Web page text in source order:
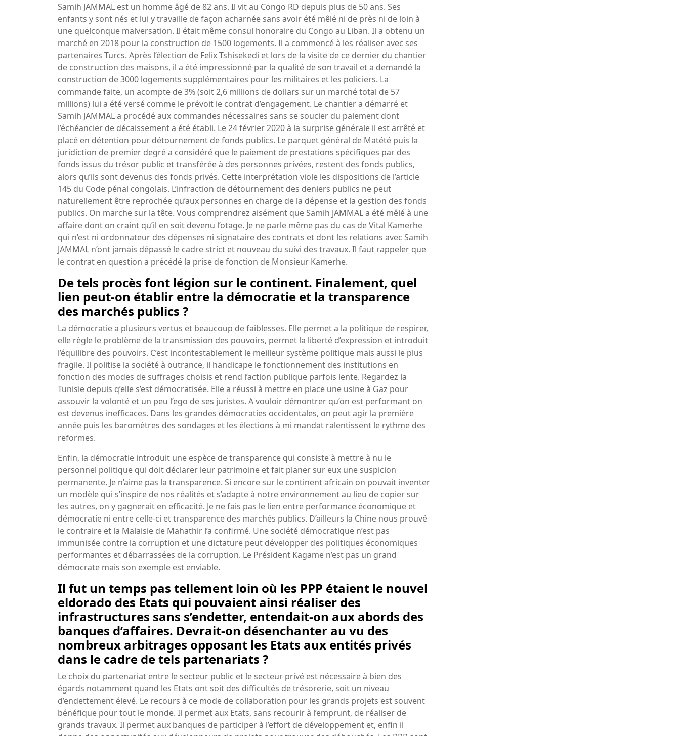
Samih JAMMAL est un homme âgé de 82 ans. Il vit au Congo RD depuis plus de 50 ans. Ses
enfants y sont nés et lui y travaille de façon acharnée sans avoir été mêlé ni de près ni de loin à
une quelconque malversation. Il était même consul honoraire du Congo au Liban. Il a obtenu un
marché en 2018 pour la construction de 1500 logements. Il a commencé à les réaliser avec ses
partenaires Turcs. Après l’élection de Felix Tshisekedi et lors de la visite de ce dernier du chantier
de construction des maisons, il a été impressionné par la qualité de son travail et a demandé la
construction de 3000 logements supplémentaires pour les militaires et les policiers. La
commande faite, un acompte de 3% (soit 2,6 millions de dollars sur un marché total de 57
millions) lui a été versé comme le prévoit le contrat d’engagement. Le chantier a démarré et
Samih JAMMAL a procédé aux commandes nécessaires sans se soucier du paiement dont
l’échéancier de décaissement a été établi. Le 24 février 2020 à la surprise générale il est arrêté et
placé en détention pour détournement de fonds publics. Le parquet général de Matété puis la
juridiction de premier degré a considéré que le paiement de prestations spécifiques par des
fonds issus du trésor public et transférée à des personnes privées, restent des fonds publics,
alors qu’ils sont devenus des fonds privés. Cette interprétation viole les dispositions de l’article
145 du Code pénal congolais. L’infraction de détournement des deniers publics ne peut
naturellement être reprochée qu’aux personnes en charge de la dépense et la gestion des fonds
publics. On marche sur la tête. Vous comprendrez aisément que Samih JAMMAL a été mêlé à une
affaire dont on craint qu’il en soit devenu l’otage. Je ne parle même pas du cas de Vital Kamerhe
qui n’est ni ordonnateur des dépenses ni signataire des contrats et dont les relations avec Samih
JAMMAL n’ont jamais dépassé le cadre strict et nouveau du suivi des travaux. Il faut rappeler que
le contrat en question a précédé la prise de fonction de Monsieur Kamerhe.
De tels procès font légion sur le continent. Finalement, quel
lien peut-on établir entre la démocratie et la transparence
des marchés publics ?
La démocratie a plusieurs vertus et beaucoup de faiblesses. Elle permet a la politique de respirer,
elle règle le problème de la transmission des pouvoirs, permet la liberté d’expression et introduit
l’équilibre des pouvoirs. C’est incontestablement le meilleur système politique mais aussi le plus
fragile. Il politise la société à outrance, il handicape le fonctionnement des institutions en
fonction des modes de suffrages choisis et rend l’action publique parfois lente. Regardez la
Tunisie depuis q’elle s’est démocratisée. Elle a réussi à mettre en place une usine à Gaz pour
assouvir la volonté et un peu l’ego de ses juristes. A vouloir démontrer qu’on est performant on
est devenus inefficaces. Dans les grandes démocraties occidentales, on peut agir la première
année puis les baromètres des sondages et les élections à mi mandat ralentissent le rythme des
reformes.
Enfin, la démocratie introduit une espèce de transparence qui consiste à mettre à nu le
personnel politique qui doit déclarer leur patrimoine et fait planer sur eux une suspicion
permanente. Je n’aime pas la transparence. Si encore sur le continent africain on pouvait inventer
un modèle qui s’inspire de nos réalités et s’adapte à notre environnement au lieu de copier sur
les autres, on y gagnerait en efficacité. Je ne fais pas le lien entre performance économique et
démocratie ni entre celle-ci et transparence des marchés publics. D’ailleurs la Chine nous prouvé
le contraire et la Malaisie de Mahathir l’a confirmé. Une société démocratique n’est pas
immunisée contre la corruption et une dictature peut développer des politiques économiques
performantes et débarrassées de la corruption. Le Président Kagame n’est pas un grand
démocrate mais son exemple est enviable.
Il fut un temps pas tellement loin où les PPP étaient le nouvel
eldorado des Etats qui pouvaient ainsi réaliser des
infrastructures sans s’endetter, entendait-on aux abords des
banques d’affaires. Devrait-on désenchanter au vu des
nombreux arbitrages opposant les Etats aux entités privés
dans le cadre de tels partenariats ?
Le choix du partenariat entre le secteur public et le secteur privé est nécessaire à bien des
égards notamment quand les Etats ont soit des difficultés de trésorerie, soit un niveau
d’endettement élevé. Le recours à ce mode de collaboration pour les grands projets est souvent
bénéfique pour tout le monde. Il permet aux Etats, sans recourir à l’emprunt, de réaliser de
grands travaux. Il permet aux banques de participer à l’effort de développement et, enfin il